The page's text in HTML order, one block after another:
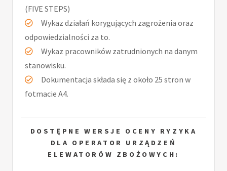
(FIVE STEPS)
Wykaz działań korygujących zagrożenia oraz
odpowiedzialności za to.
Wykaz pracowników zatrudnionych na danym
stanowisku.
Dokumentacja składa się z około 25 stron w
fotmacie A4.
DOSTĘPNE WERSJE OCENY RYZYKA
DLA OPERATOR URZĄDZEŃ
ELEWATORÓW ZBOŻOWYCH: